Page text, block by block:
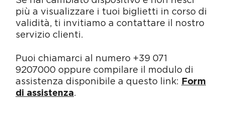
Taxi
Mobility sharing
Area C di Milano
Traghetto Stretto Messina
Attrazioni
FAQ
più a visualizzare i tuoi biglietti in corso di
validità, ti invitiamo a contattare il nostro
servizio clienti.
Puoi chiamarci al numero +39 071
9207000 oppure compilare il modulo di
assistenza disponibile a questo link: Form
di assistenza.